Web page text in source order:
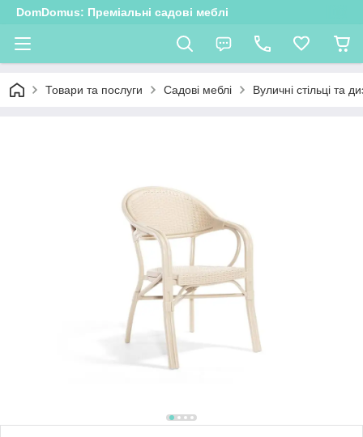
DomDomus: Преміальні садові меблі
Товари та послуги Садові меблі Вуличні стільці та